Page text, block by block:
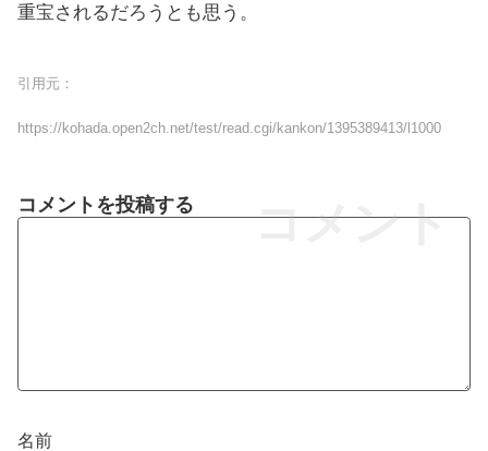
重宝されるだろうとも思う。
引用元：
https://kohada.open2ch.net/test/read.cgi/kankon/1395389413/l1000
コメント
コメントを投稿する
名前